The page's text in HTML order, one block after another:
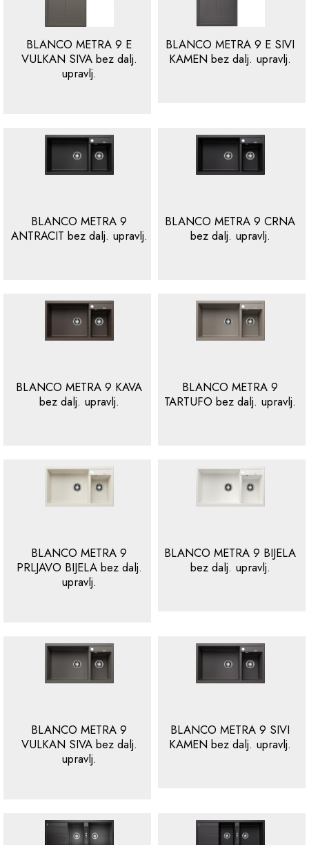
BLANCO METRA 9 E
VULKAN SIVA bez dalj.
upravlj.
BLANCO METRA 9 E SIVI
KAMEN bez dalj. upravlj.
BLANCO METRA 9
ANTRACIT bez dalj. upravlj.
BLANCO METRA 9 CRNA
bez dalj. upravlj.
BLANCO METRA 9 KAVA
bez dalj. upravlj.
BLANCO METRA 9
TARTUFO bez dalj. upravlj.
BLANCO METRA 9
PRLJAVO BIJELA bez dalj.
upravlj.
BLANCO METRA 9 BIJELA
bez dalj. upravlj.
BLANCO METRA 9
VULKAN SIVA bez dalj.
upravlj.
BLANCO METRA 9 SIVI
KAMEN bez dalj. upravlj.